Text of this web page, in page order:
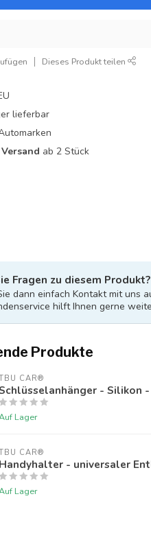
Dieses Produkt teilen
lieferbar
ab 2 Stück
Fragen zu diesem Produkt?
dann einfach Kontakt mit uns
hilft Ihnen gerne
Produkte
CAR®
- Silikon
Lager
CAR®
Handyhalter - universaler
Lager